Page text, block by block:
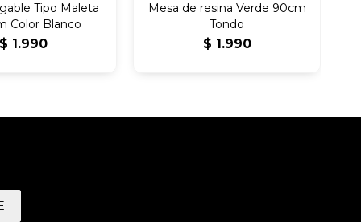
Tipo Maleta
Color Blanco
$ 1.990
Mesa de resina Verde 90cm
Tondo
$ 1.990